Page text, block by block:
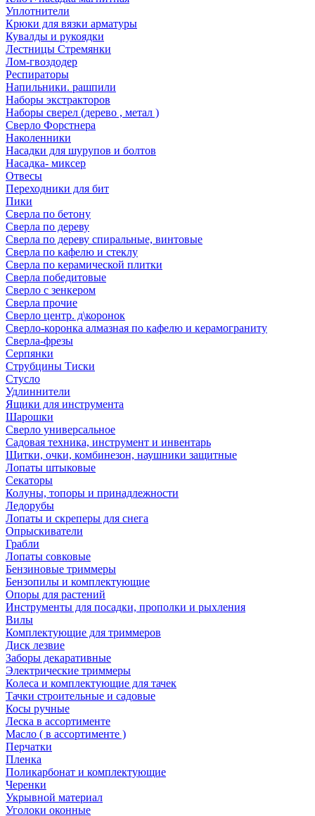
Уплотнители
Крюки для вязки арматуры
Кувалды и рукоядки
Лестницы Стремянки
Лом-гвоздодер
Респираторы
Напильники. рашпили
Наборы экстракторов
Наборы сверел (дерево , метал )
Сверло Форстнера
Наколенники
Насадки для шурупов и болтов
Насадка- миксер
Отвесы
Переходники для бит
Пики
Сверла по бетону
Сверла по дереву
Сверла по дереву спиральные, винтовые
Сверла по кафелю и стеклу
Сверла по керамической плитки
Сверла победитовые
Сверло с зенкером
Сверла прочие
Сверло центр. д\коронок
Сверло-коронка алмазная по кафелю и керамограниту
Сверла-фрезы
Серпянки
Струбцины Тиски
Стусло
Удлиннители
Ящики для инструмента
Шарошки
Сверло универсальное
Садовая техника, инструмент и инвентарь
Щитки, очки, комбинезон, наушники защитные
Лопаты штыковые
Секаторы
Колуны, топоры и принадлежности
Ледорубы
Лопаты и скреперы для снега
Опрыскиватели
Грабли
Лопаты совковые
Бензиновые триммеры
Бензопилы и комплектующие
Опоры для растений
Инструменты для посадки, прополки и рыхления
Вилы
Комплектующие для триммеров
Диск лезвие
Заборы декаративные
Электрические триммеры
Колеса и комплектующие для тачек
Тачки строительные и садовые
Косы ручные
Леска в ассортименте
Масло ( в ассортименте )
Перчатки
Пленка
Поликарбонат и комплектующие
Черенки
Укрывной материал
Уголоки оконные